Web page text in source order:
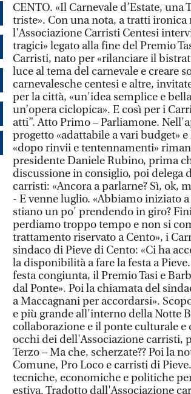
CENTO. «Il Carnevale d’Estate,
triste». Con una nota, a tratti
l'Associazione Carristi Centesi
tragici» legato alla fine del Premio
Carristi, nato per «rilanciare il
luce al tema del carnevale e creare
carnevalesche centesi e altre,
per la città, «un'idea semplice e
un’opera ciclopica». E così per i
atti”. Atto Primo – Parliamone.
progetto «adattabile a vari budget»
«dopo rinvii e tentennamenti»
presidente Daniele Rubino, prima
discussione in consiglio, poi delega
carristi: «Ancora a parlarne? Sì, ok,
- E venne luglio. «Abbiamo iniziato
stiano un po' prendendo in giro?
perdiamo troppo tempo e non si
trattamento riservato a Cento», i
sindaco di Pieve di Cento: «Ci ha
la disponibilità a fare la festa a
festa congiunta, il Premio Tasi e
dal Ponte». Poi la chiamata del
a Maccagnani per accordarsi».
e più grande all'interno della Notte
collaborazione e il ponte culturale
occhi dei dell'Associazione carristi,
Terzo – Ma che, scherzate?? Poi la
Comune, Pro Loco e carristi di
tecniche, economiche e politiche
estiva. Tradotto dall'Associazione